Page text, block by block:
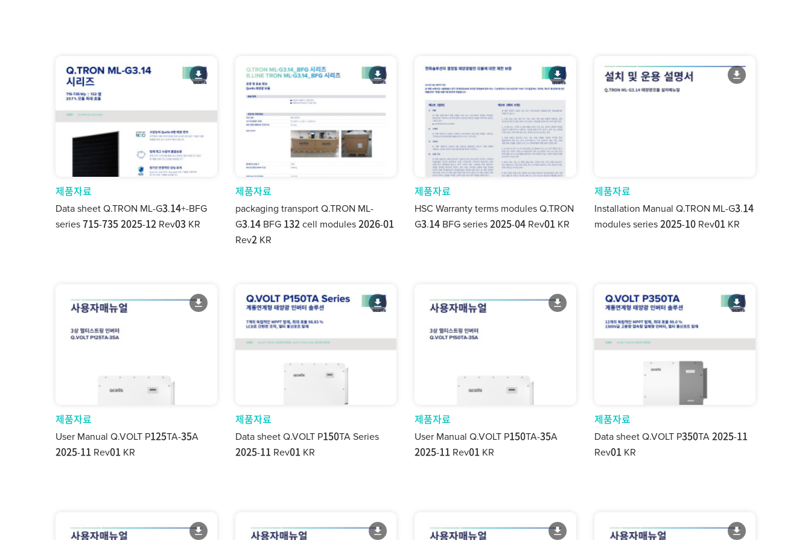
제품자료
Data sheet Q.TRON ML-G3.14+-BFG
series 715-735 2025-12 Rev03 KR
제품자료
packaging transport Q.TRON ML-
G3.14 BFG 132 cell modules 2026-01
Rev2 KR
제품자료
HSC Warranty terms modules Q.TRON
G3.14 BFG series 2025-04 Rev01 KR
제품자료
Installation Manual Q.TRON ML-G3.14
modules series 2025-10 Rev01 KR
제품자료
User Manual Q.VOLT P125TA-35A
2025-11 Rev01 KR
제품자료
Data sheet Q.VOLT P150TA Series
2025-11 Rev01 KR
제품자료
User Manual Q.VOLT P150TA-35A
2025-11 Rev01 KR
제품자료
Data sheet Q.VOLT P350TA 2025-11
Rev01 KR